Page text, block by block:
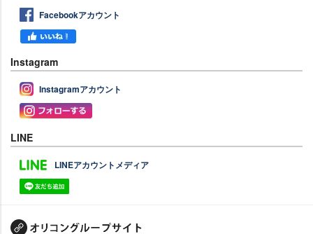
Facebookアカウント
Instagram
Instagramアカウント
LINE
LINEアカウントメディア